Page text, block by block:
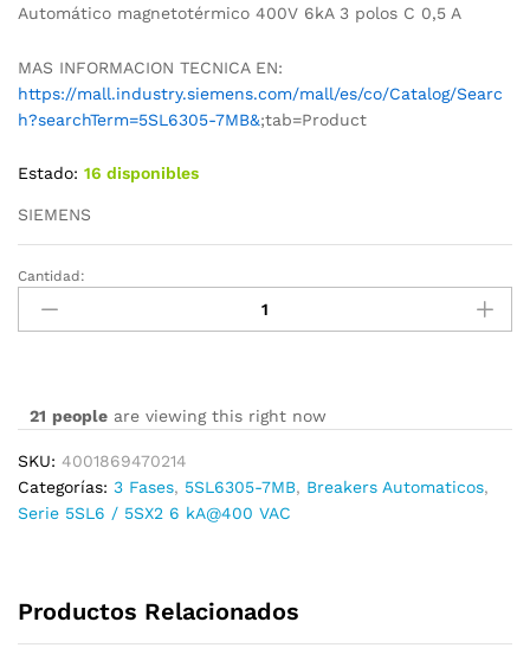
Automático magnetotérmico 400V 6kA 3 polos C 0,5 A
MAS INFORMACION TECNICA EN:
https://mall.industry.siemens.com/mall/es/co/Catalog/Searc
h?searchTerm=5SL6305-7MB&;tab=Product
Estado: 16 disponibles
SIEMENS
5SL6305-
7MB
cantidad
Cantidad:
21 people are viewing this right now
SKU: 4001869470214
Categorías: 3 Fases, 5SL6305-7MB, Breakers Automaticos,
Serie 5SL6 / 5SX2 6 kA@400 VAC
Productos Relacionados